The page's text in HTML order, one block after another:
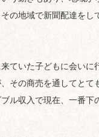
の地域で新聞配達をし
ていた子どもに会いに
その商売を通してと
ル収入で現在、一番